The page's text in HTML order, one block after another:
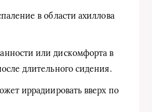
в области ахиллова
или дискомфорта в
длительного сидения.
иррадиировать вверх по